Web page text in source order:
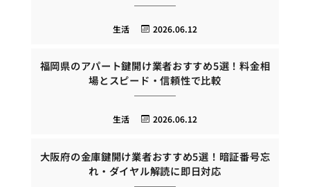
2026.06.12
生活
福岡県のアパート鍵開け業者おすすめ5選！料金相
場とスピード・信頼性で比較
2026.06.12
生活
大阪府の金庫鍵開け業者おすすめ5選！暗証番号忘
れ・ダイヤル解読に即日対応